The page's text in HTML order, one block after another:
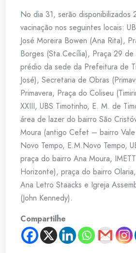
No dia 31, serão disponibilizados
vacinação nos seguintes locais:
José Moreira Bowen (Ana Rita),
Borges (Sta.Cecília), Praça 29
prédio da sede da Prefeitura de
José), Secretaria de Obras
Primavera, Praça do Coliseu
XXIII, UBS Timotinho, E. M. de
área de lazer do bairro São
Moura (antigo Cefet – bairro
Novo Tempo, E.M.Novo Tempo,
praça do bairro Ana Moura,
Horizonte), praça do bairro
Ana Letro Staacks e Igreja
(John Kennedy).
Compartilhe